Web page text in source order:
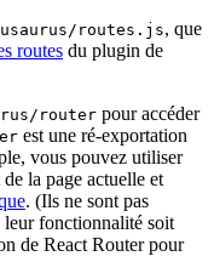
routes.js, que
routes du plugin de
router pour accéder
est une ré-exportation
vous pouvez utiliser
de la page actuelle et
. (Ils ne sont pas
fonctionnalité soit
de React Router pour